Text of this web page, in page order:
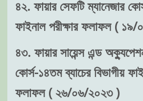
৪২. ফায়ার সেফটি ম্যানেজার
ফাইনাল পরীক্ষার ফলাফল (
৪৩. ফায়ার সায়েন্স এন্ড
কোর্স-১৪তম ব্যাচের বিভাগীয়
ফলাফল ( ২৬/০৬/২০২৩ )